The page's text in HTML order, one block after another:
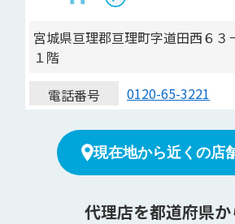
宮城県亘理郡亘理町字道田西６
１階
電話番号
0120-65-3221
現在地から近くの店
代理店を都道府県